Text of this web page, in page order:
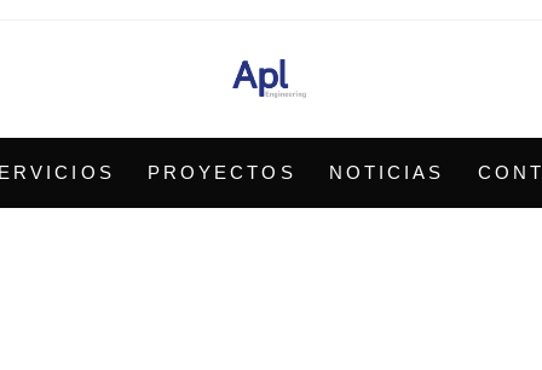
PROYECTOS NOTICIAS